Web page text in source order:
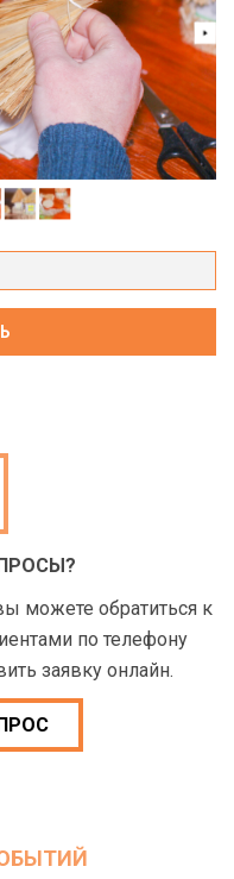
можете обратиться к
по телефону
заявку онлайн.